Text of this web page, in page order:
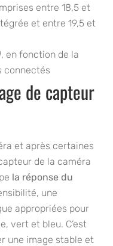
entre 18,5 et
et entre 19,5 et
en fonction de la
connectés
de capteur
et après certaines
de la caméra
la réponse du
une
appropriées pour
vert et bleu. C’est
une image stable et